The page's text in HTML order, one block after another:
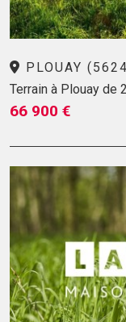
PLOUAY
Terrain à Plouay de
66 900 €